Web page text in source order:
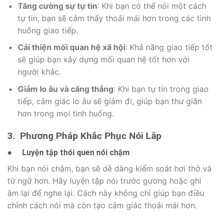
Tăng cường sự tự tin: Khi bạn có thể nói một cách
tự tin, bạn sẽ cảm thấy thoải mái hơn trong các tình
huống giao tiếp.
Cải thiện mối quan hệ xã hội: Khả năng giao tiếp tốt
sẽ giúp bạn xây dựng mối quan hệ tốt hơn với
người khác.
Giảm lo âu và căng thẳng: Khi bạn tự tin trong giao
tiếp, cảm giác lo âu sẽ giảm đi, giúp bạn thư giãn
hơn trong mọi tình huống.
3. Phương Pháp Khắc Phục Nói Lắp
● Luyện tập thói quen nói chậm
Khi bạn nói chậm, bạn sẽ dễ dàng kiểm soát hơi thở và
từ ngữ hơn. Hãy luyện tập nói trước gương hoặc ghi
âm lại để nghe lại. Cách này không chỉ giúp bạn điều
chỉnh cách nói mà còn tạo cảm giác thoải mái hơn.